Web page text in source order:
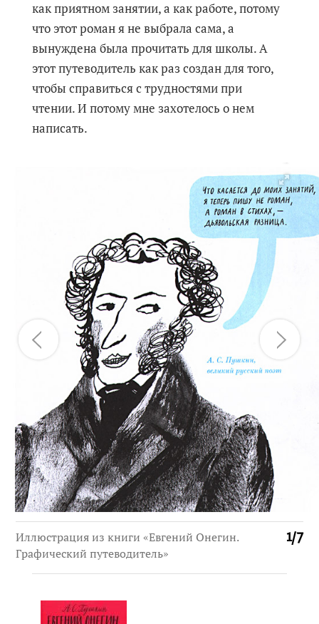
как приятном занятии, а как работе, потому
что этот роман я не выбрала сама, а
вынуждена была прочитать для школы. А
этот путеводитель как раз создан для того,
чтобы справиться с трудностями при
чтении. И потому мне захотелось о нем
написать.
1/7
Иллюстрация из книги «Евгений Онегин.
Графический путеводитель»